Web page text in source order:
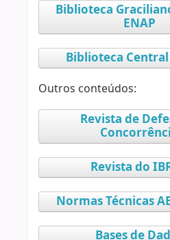
Biblioteca
ENAP
Biblioteca
Outros conteúdos:
Revista de
Revista do
Normas Técnicas
Bases de